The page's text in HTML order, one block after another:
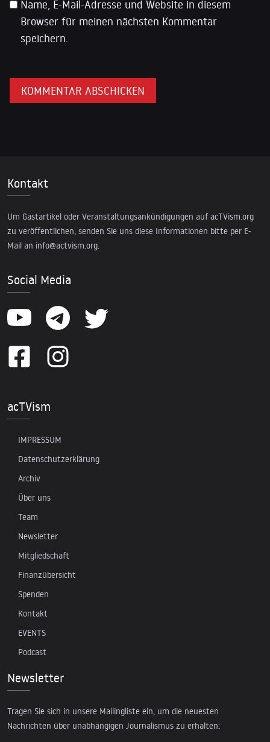
Name, E-Mail-Adresse und Website in diesem
Browser für meinen nächsten Kommentar
speichern.
Kontakt
Um Gastartikel oder Veranstaltungsankündigungen auf acTVism.org
zu veröffentlichen, senden Sie uns diese Informationen bitte per E-
Mail an info@actvism.org.
Social Media
acTVism
IMPRESSUM
Datenschutzerklärung
Archiv
Über uns
Team
Newsletter
Mitgliedschaft
Finanzübersicht
Spenden
Kontakt
EVENTS
Podcast
Newsletter
Tragen Sie sich in unsere Mailingliste ein, um die neuesten
Nachrichten über unabhängigen Journalismus zu erhalten: